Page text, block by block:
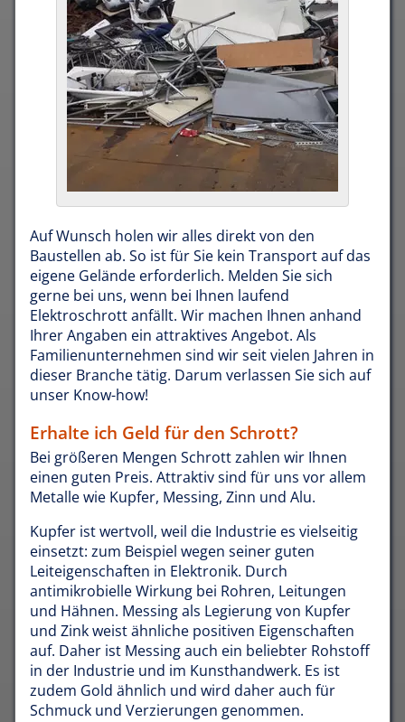
Auf Wunsch holen wir alles direkt von den
Baustellen ab. So ist für Sie kein Transport auf das
eigene Gelände erforderlich. Melden Sie sich
gerne bei uns, wenn bei Ihnen laufend
Elektroschrott anfällt. Wir machen Ihnen anhand
Ihrer Angaben ein attraktives Angebot. Als
Familienunternehmen sind wir seit vielen Jahren in
dieser Branche tätig. Darum verlassen Sie sich auf
unser Know-how!
Erhalte ich Geld für den Schrott?
Bei größeren Mengen Schrott zahlen wir Ihnen
einen guten Preis. Attraktiv sind für uns vor allem
Metalle wie Kupfer, Messing, Zinn und Alu.
Kupfer ist wertvoll, weil die Industrie es vielseitig
einsetzt: zum Beispiel wegen seiner guten
Leiteigenschaften in Elektronik. Durch
antimikrobielle Wirkung bei Rohren, Leitungen
und Hähnen. Messing als Legierung von Kupfer
und Zink weist ähnliche positiven Eigenschaften
auf. Daher ist Messing auch ein beliebter Rohstoff
in der Industrie und im Kunsthandwerk. Es ist
zudem Gold ähnlich und wird daher auch für
Schmuck und Verzierungen genommen.